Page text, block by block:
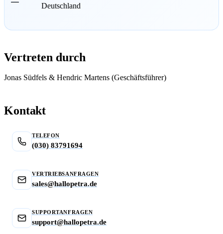
Deutschland
Vertreten durch
Jonas Südfels & Hendric Martens (Geschäftsführer)
Kontakt
TELEFON
(030) 83791694
VERTRIEBSANFRAGEN
sales@hallopetra.de
SUPPORTANFRAGEN
support@hallopetra.de